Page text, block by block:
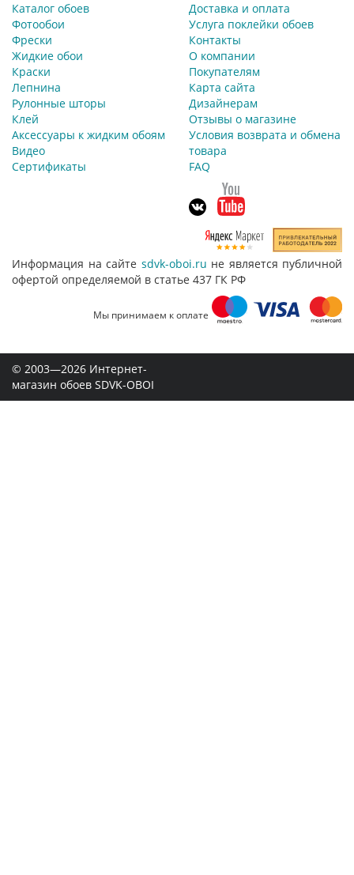
Каталог обоев
Фотообои
Фрески
Жидкие обои
Краски
Лепнина
Рулонные шторы
Клей
Аксессуары к жидким обоям
Видео
Сертификаты
Доставка и оплата
Услуга поклейки обоев
Контакты
О компании
Покупателям
Карта сайта
Дизайнерам
Отзывы о магазине
Условия возврата и обмена
товара
FAQ
Информация на сайте sdvk-oboi.ru не является публичной
офертой определяемой в статье 437 ГК РФ
Мы принимаем к оплате
© 2003—2026 Интернет-
магазин обоев SDVK-OBOI